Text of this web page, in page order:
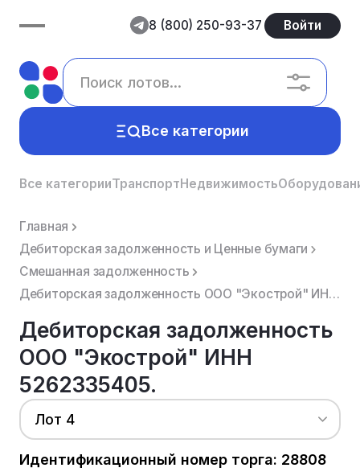
8 (800) 250-93-37 Войти
Все категории
Все категорииТранспортНедвижимость
Главная
Дебиторская задолженность и Ценные бумаги
Смешанная задолженность
Дебиторская задолженность ООО "Экострой" ИНН 5262335405.
Дебиторская задолженность
ООО "Экострой" ИНН
5262335405.
Лот 4
Идентификационный номер торга: 28808